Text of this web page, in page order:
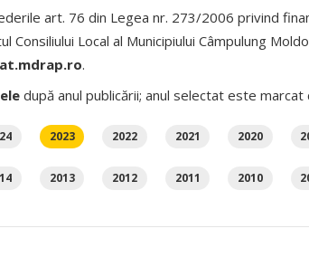
art. 76 din Legea nr. 273/2006 privind
Consiliului Local al Municipiului Câmpulung
.
după anul publicării; anul selectat este marcat
2023 2022 2021 2020
2013 2012 2011 2010